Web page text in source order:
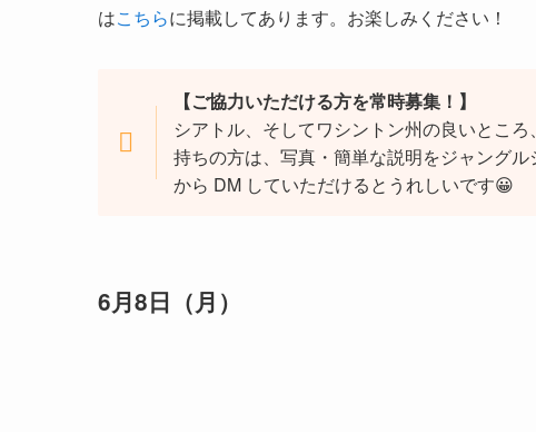
はこちらに掲載してあります。お楽しみください！
【ご協力いただける方を常時募集！】
シアトル、そしてワシントン州の良いとこ
持ちの方は、写真・簡単な説明をジャングル
から DM していただけるとうれしいです😀
6月8日（月）